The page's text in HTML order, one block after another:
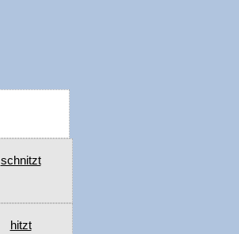
schnitzt
hitzt